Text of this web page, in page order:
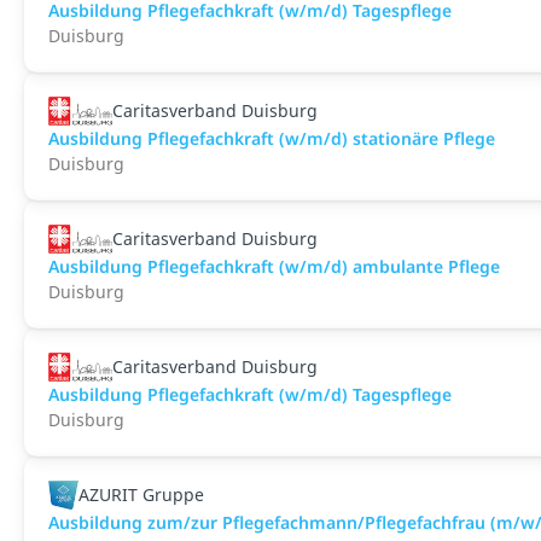
Ausbildung Pflegefachkraft (w/m/d) Tagespflege
Duisburg
Caritasverband Duisburg
Ausbildung Pflegefachkraft (w/m/d) stationäre Pflege
Duisburg
Caritasverband Duisburg
Ausbildung Pflegefachkraft (w/m/d) ambulante Pflege
Duisburg
Caritasverband Duisburg
Ausbildung Pflegefachkraft (w/m/d) Tagespflege
Duisburg
AZURIT Gruppe
Ausbildung zum/zur Pflegefachmann/Pflegefachfrau (m/